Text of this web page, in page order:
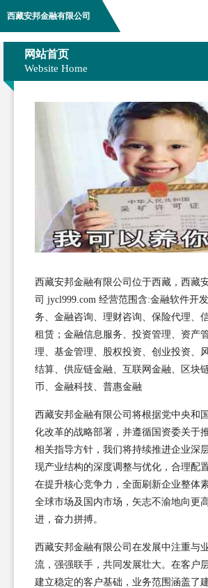
西藏安邦金融有限公司
网站首页
Website Home
西藏安邦金融有限公司位于西藏，西藏
司 jycl999.com 经营范围含:金融软件开
务、金融咨询、理财咨询、保险代理、
租赁；金融信息服务、投资管理、资产
理、基金管理、股权投资、创业投资、
结算、供应链金融、互联网金融、区块
币、金融科技、普惠金融
西藏安邦金融有限公司将根据党中央和
化改革的战略部署，并遵循国资委关于
相关指导方针，我们将持续推进企业深
现产业结构的深度调整与优化，合理配
在提升核心竞争力，全面刷新企业整体
全球市场及国内市场，矢志不渝地向更
进，奋力拼搏。
西藏安邦金融有限公司在发展中注重与
流，强强联手，共同发展壮大。在客户
建立稳定的客户基础，业务范围涵盖了